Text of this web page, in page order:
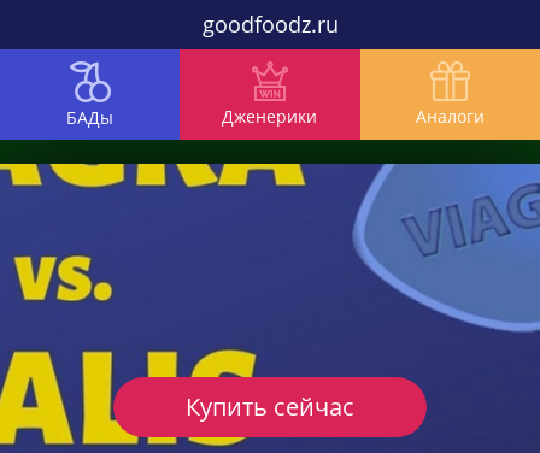
goodfoodz.ru
БАДы Дженерики Аналоги
Купить сейчас